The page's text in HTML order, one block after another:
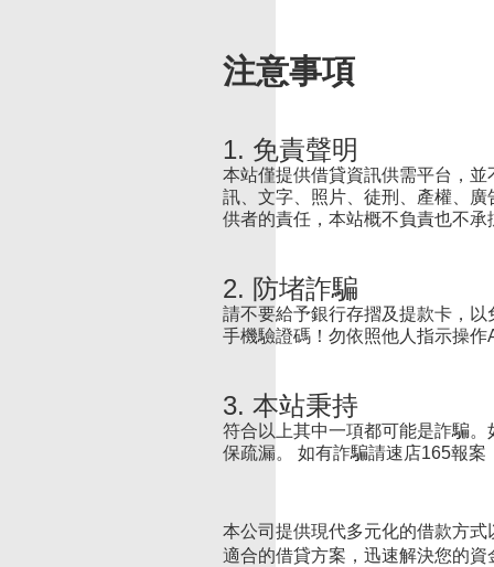
注意事項
1. 免責聲明
本站僅提供借貸資訊供需平台，
訊、文字、照片、徒刑、產權、
供者的責任，本站概不負責也不
2. 防堵詐騙
請不要給予銀行存摺及提款卡，
手機驗證碼！勿依照他人指示操
3. 本站秉持
符合以上其中一項都可能是詐騙
保疏漏。 如有詐騙請速店165報
本公司提供現代多元化的借款方
適合的借貸方案，迅速解決您的